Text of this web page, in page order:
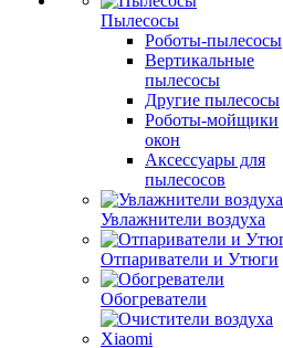
Пылесосы
Роботы-пылесосы
Вертикальные
пылесосы
Другие пылесосы
Роботы-мойщики
окон
Аксессуары для
пылесосов
Увлажнители воздуха
Отпариватели и Утюги
Обогреватели